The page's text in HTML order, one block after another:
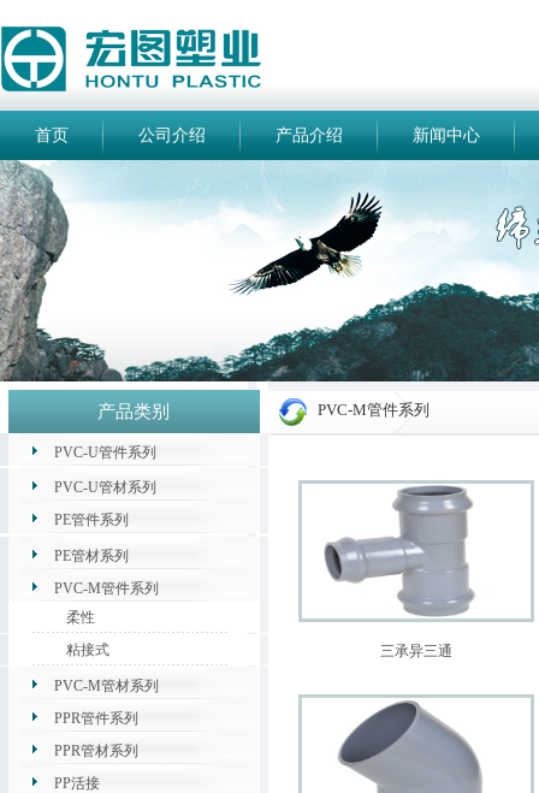
首页 公司介绍 产品介绍 新闻中心
产品类别
PVC-U管件系列
PVC-U管材系列
PE管件系列
PE管材系列
PVC-M管件系列
柔性
粘接式
PVC-M管材系列
PPR管件系列
PPR管材系列
PP活接
PVC-M管件系列
三承异三通